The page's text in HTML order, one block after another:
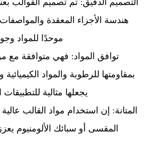
التصميم الدقيق: تم تصميم القوالب
هندسة الأجزاء المعقدة
موحدًا للمواد
بمقاومتها للرطوبة والمواد الكيميائية
يجعلها مثالية للتطبيقات
المتانة: إن استخدام مواد القالب
المقسى أو سبائك الألومنيوم